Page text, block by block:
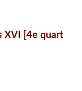
XVI [4e quart